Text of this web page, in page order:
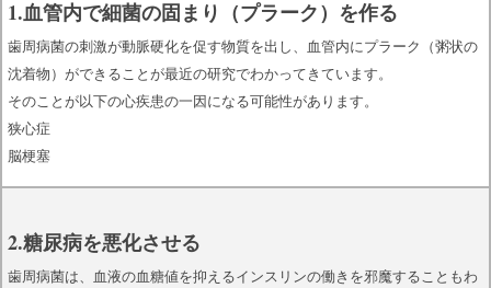
1.血管内で細菌の固まり（プラーク）を作る
歯周病菌の刺激が動脈硬化を促す物質を出し、血管内にプラーク（粥状の
沈着物）ができることが最近の研究でわかってきています。
そのことが以下の心疾患の一因になる可能性があります。
狭心症
脳梗塞
2.糖尿病を悪化させる
歯周病菌は、血液の血糖値を抑えるインスリンの働きを邪魔することもわ